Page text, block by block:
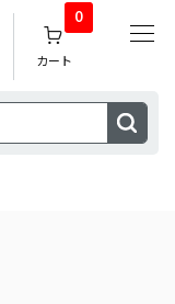
カート
0